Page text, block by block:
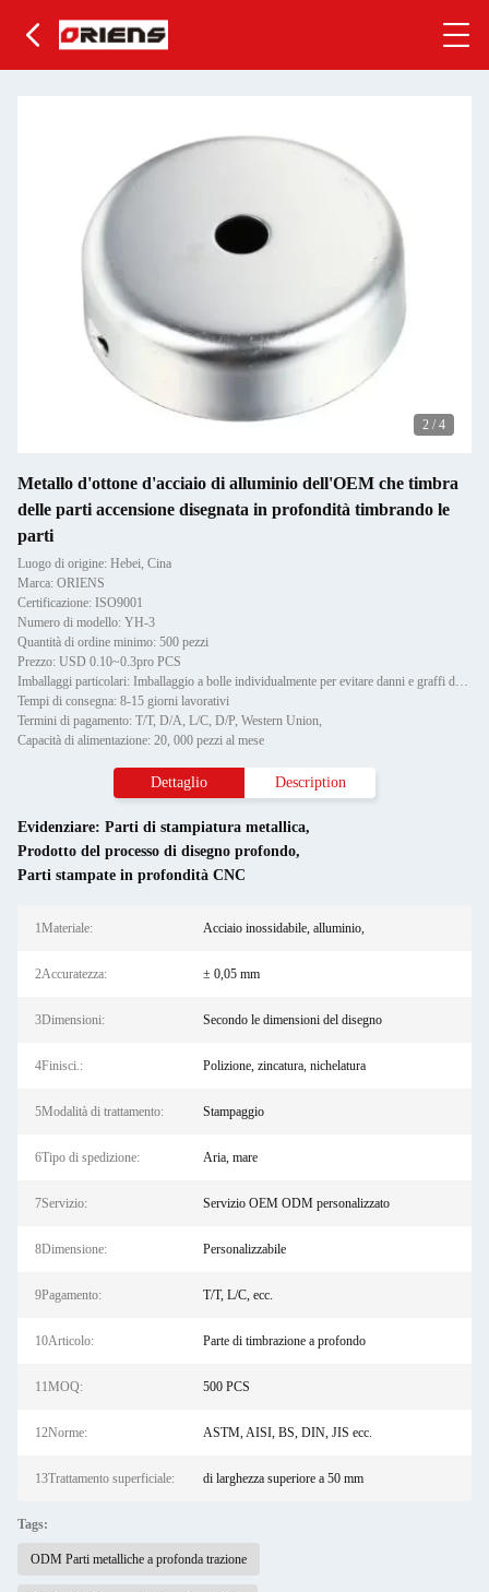
2 / 4
Metallo d'ottone d'acciaio di alluminio dell'OEM che timbra
delle parti accensione disegnata in profondità timbrando le
parti
Luogo di origine: Hebei, Cina
Marca: ORIENS
Certificazione: ISO9001
Numero di modello: YH-3
Quantità di ordine minimo: 500 pezzi
Prezzo: USD 0.10~0.3pro PCS
Imballaggi particolari: Imballaggio a bolle individualmente per evitare danni e graffi durante il trasporto, poi in cartone
Tempi di consegna: 8-15 giorni lavorativi
Termini di pagamento: T/T, D/A, L/C, D/P, Western Union,
Capacità di alimentazione: 20, 000 pezzi al mese
Dettaglio Description
Evidenziare: Parti di stampiatura metallica,
Prodotto del processo di disegno profondo,
Parti stampate in profondità CNC
1Materiale: Acciaio inossidabile, alluminio,
2Accuratezza: ± 0,05 mm
3Dimensioni: Secondo le dimensioni del disegno
4Finisci.: Polizione, zincatura, nichelatura
5Modalità di trattamento: Stampaggio
6Tipo di spedizione: Aria, mare
7Servizio: Servizio OEM ODM personalizzato
8Dimensione: Personalizzabile
9Pagamento: T/T, L/C, ecc.
10Articolo: Parte di timbrazione a profondo
11MOQ: 500 PCS
12Norme: ASTM, AISI, BS, DIN, JIS ecc.
13Trattamento superficiale: di larghezza superiore a 50 mm
Tags:
ODM Parti metalliche a profonda trazione